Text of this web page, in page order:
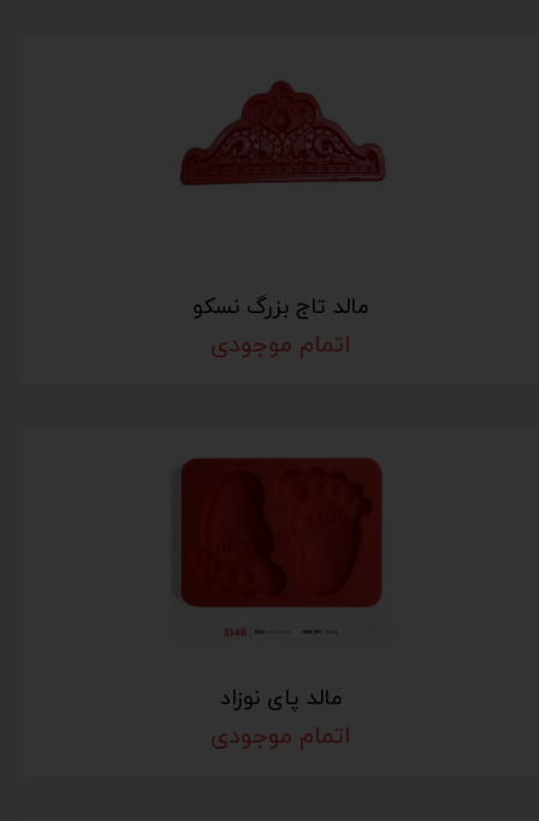
مالد تاج بزرگ نسکو
اتمام موجودی
مالد پای نوزاد
اتمام موجودی